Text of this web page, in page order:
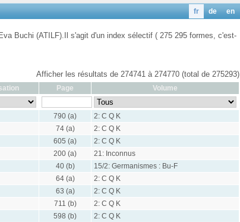
en
de
fr
Buchi (ATILF).Il s'agit d'un index sélectif ( 275 295 formes, c'est-
Afficher les résultats de 274741 à 274770 (total de 275293)
Page Volume
790 (a)
2: C Q K
74 (a)
2: C Q K
605 (a)
2: C Q K
200 (a)
21: Inconnus
40 (b)
15/2: Germanismes : Bu-F
64 (a)
2: C Q K
63 (a)
2: C Q K
711 (b)
2: C Q K
598 (b)
2: C Q K